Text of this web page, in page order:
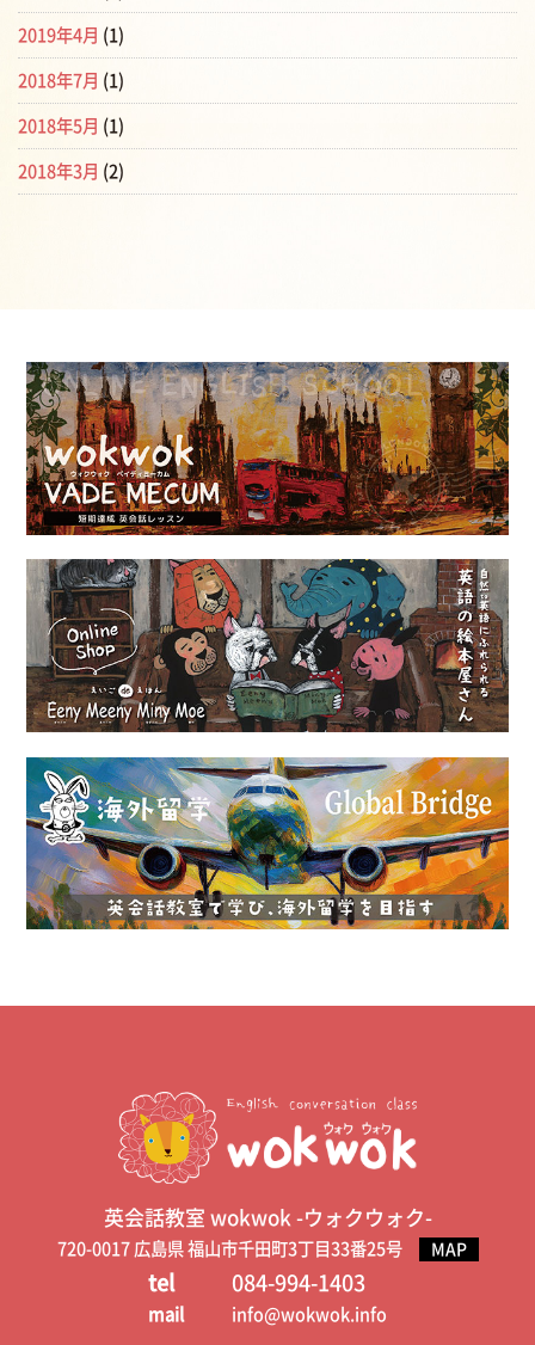
2019年4月 (1)
2018年7月 (1)
2018年5月 (1)
2018年3月 (2)
英会話教室 wokwok -ウォクウォク-
720-0017 広島県 福山市千田町3丁目33番25号 MAP
tel 084-994-1403
mail info@wokwok.info